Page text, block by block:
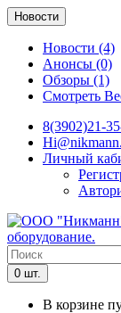
Новости
Новости (4)
Анонсы (0)
Обзоры (1)
Смотреть
8(3902)21-
Личный
0 шт.
В корзине